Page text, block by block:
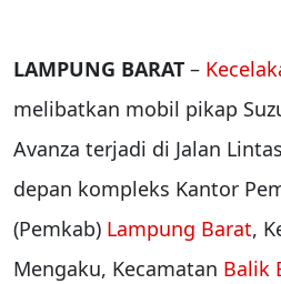
LAMPUNG BARAT –
melibatkan mobil pikap
Avanza terjadi di Jalan Lintas
depan kompleks Kantor
(Pemkab) Lampung Barat,
Mengaku, Kecamatan Balik